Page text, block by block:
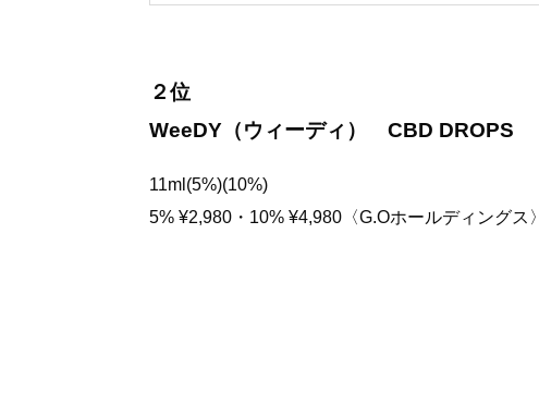
２位
WeeDY（ウィーディ） CBD DROPS
11ml(5%)(10%)
5% ¥2,980・10% ¥4,980〈G.Oホールディングス〉